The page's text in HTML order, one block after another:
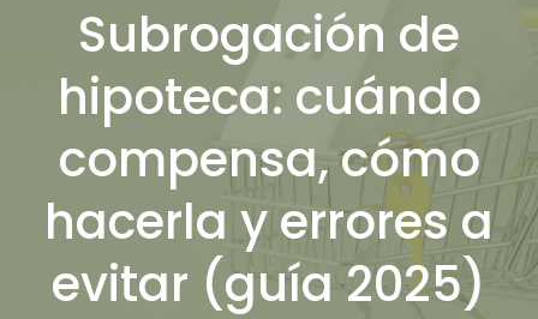
Subrogación de
hipoteca: cuándo
compensa, cómo
hacerla y errores a
evitar (guía 2025)